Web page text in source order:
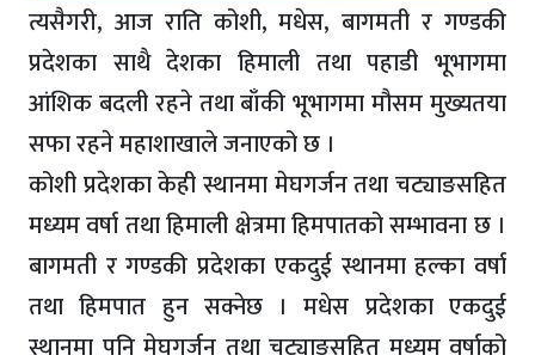
त्यसैगरी, आज राति कोशी, मधेस, बागमती र गण्डकी
प्रदेशका साथै देशका हिमाली तथा पहाडी भूभागमा
आंशिक बदली रहने तथा बाँकी भूभागमा मौसम मुख्यतया
सफा रहने महाशाखाले जनाएको छ ।
कोशी प्रदेशका केही स्थानमा मेघगर्जन तथा चट्याङसहित
मध्यम वर्षा तथा हिमाली क्षेत्रमा हिमपातको सम्भावना छ ।
बागमती र गण्डकी प्रदेशका एकदुई स्थानमा हल्का वर्षा
तथा हिमपात हुन सक्नेछ । मधेस प्रदेशका एकदुई